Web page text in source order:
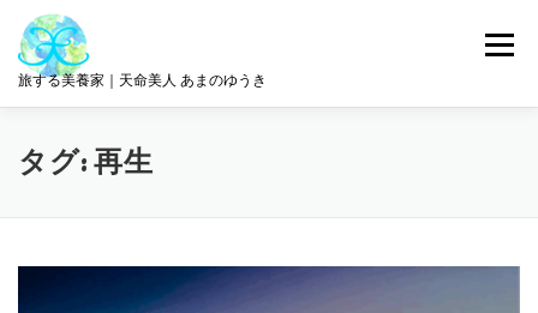
ツ
旅する美養家｜天命美人 あまのゆうき
メニュー
統合美養 旅とリトリート
タグ: 再生